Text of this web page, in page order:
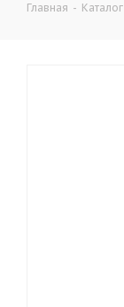
Главная - Каталог